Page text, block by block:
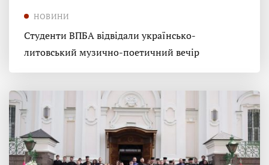
НОВИНИ
Студенти ВПБА відвідали українсько-
литовський музично-поетичний вечір